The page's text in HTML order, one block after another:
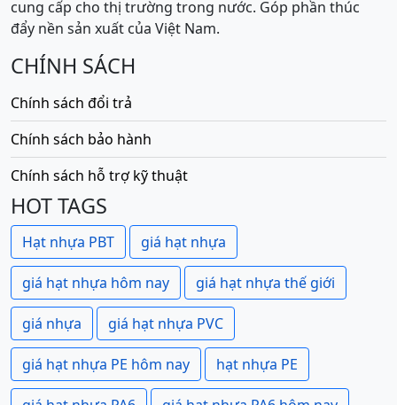
cung cấp cho thị trường trong nước. Góp phần thúc
đẩy nền sản xuất của Việt Nam.
CHÍNH SÁCH
Chính sách đổi trả
Chính sách bảo hành
Chính sách hỗ trợ kỹ thuật
HOT TAGS
Hạt nhựa PBT giá hạt nhựa
giá hạt nhựa hôm nay giá hạt nhựa thế giới
giá nhựa giá hạt nhựa PVC
giá hạt nhựa PE hôm nay hạt nhựa PE